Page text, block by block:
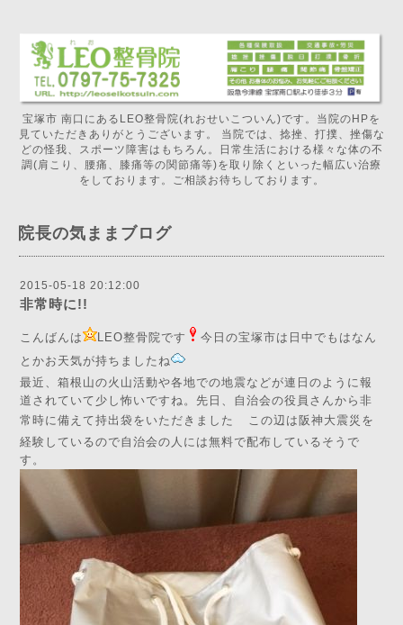
宝塚市 南口にあるLEO整骨院(れおせいこついん)です。当院のHPを
見ていただきありがとうございます。 当院では、捻挫、打撲、挫傷な
どの怪我、スポーツ障害はもちろん。日常生活における様々な体の不
調(肩こり、腰痛、膝痛等の関節痛等)を取り除くといった幅広い治療
をしております。ご相談お待ちしております。
院長の気ままブログ
2015-05-18 20:12:00
非常時に!!
こんばんは LEO整骨院です
今日の宝塚市は日中でもはなん
とかお天気が持ちましたね
最近、箱根山の火山活動や各地での地震などが連日のように報
道されていて少し怖いですね。先日、自治会の役員さんから非
常時に備えて持出袋をいただきました
この辺は阪神大震災を
経験しているので自治会の人には無料で配布しているそうで
す。